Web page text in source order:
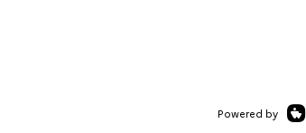
Powered by